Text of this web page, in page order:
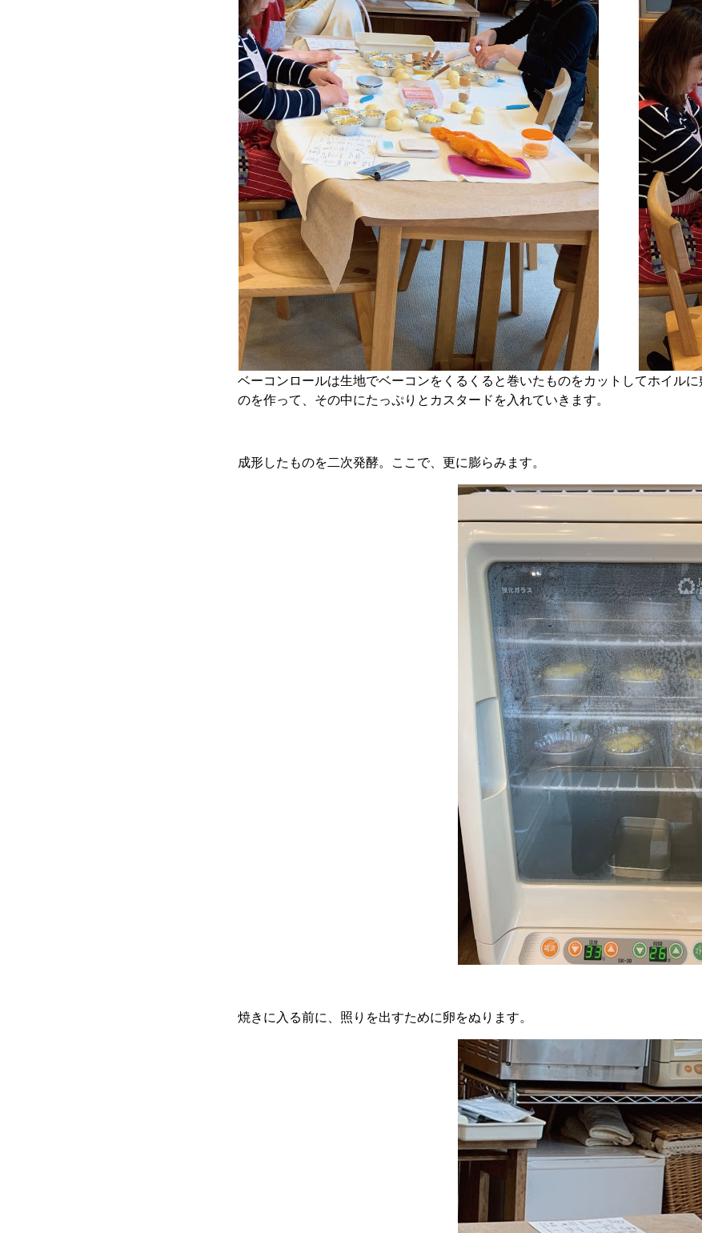
ベーコンロールは生地でベーコンをくるくると巻いたものをカットしてホイル
のを作って、その中にたっぷりとカスタードを入れていきます。
成形したものを二次発酵。ここで、更に膨らみます。
焼きに入る前に、照りを出すために卵をぬります。